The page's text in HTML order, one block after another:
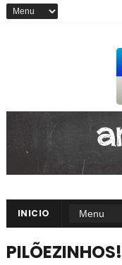
INICIO